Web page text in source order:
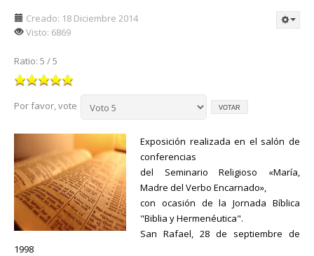
Creado: 18 Diciembre 2014
Visto: 6869
Ratio: 5 /5
Por favor, vote
Exposición realizada en el salón de
conferencias
del Seminario Religioso «María,
Madre del Verbo Encarnado»,
con ocasión de la Jornada Bíblica
"Biblia y Hermenéutica".
San Rafael, 28 de septiembre de
1998